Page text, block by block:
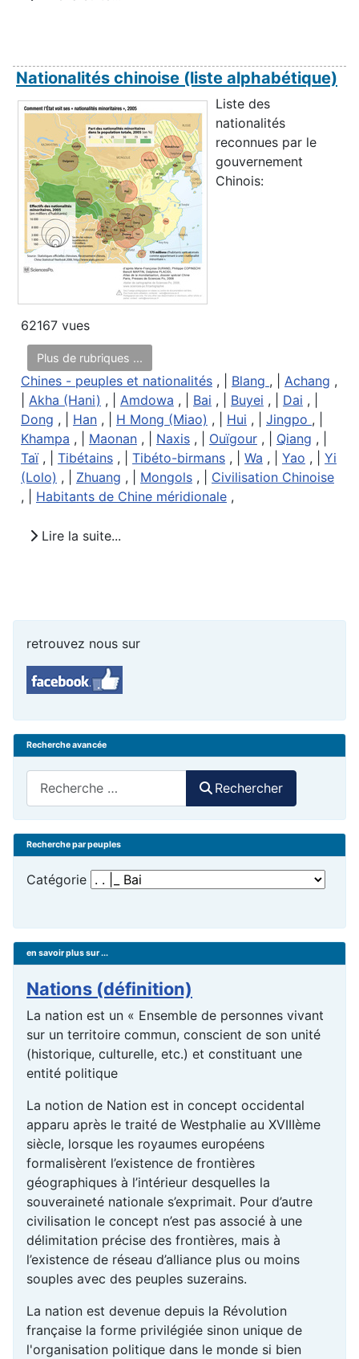
Nationalités chinoise (liste alphabétique)
Liste des
nationalités
reconnues par le
gouvernement
Chinois:
62167 vues
Plus de rubriques ...
Chines - peuples et nationalités , | Blang , | Achang ,
Akha (Hani) , | Amdowa , | Bai , | Buyei , | Dai , |
Dong , | Han , | H Mong (Miao) , | Hui , | Jingpo , |
Khampa , | Maonan , | Naxis , | Ouïgour , | Qiang , |
Taï, | Tibétains , | Tibéto-birmans , | Wa , | Yao , | Yi
(Lolo) , | Zhuang , | Mongols , | Civilisation Chinoise
, | Habitants de Chine méridionale ,
Lire la suite...
retrouvez nous sur
Recherche avancée
Rechercher
Recherche par peuples
Catégorie
en savoir plus sur ...
Nations (définition)
La nation est un « Ensemble de personnes vivant
sur un territoire commun, conscient de son unité
(historique, culturelle, etc.) et constituant une
entité politique
La notion de Nation est in concept occidental
apparu après le traité de Westphalie au XVIIIème
siècle, lorsque les royaumes européens
formalisèrent l’existence de frontières
géographiques à l’intérieur desquelles la
souveraineté nationale s’exprimait. Pour d’autre
civilisation le concept n’est pas associé à une
délimitation précise des frontières, mais à
l’existence de réseau d’alliance plus ou moins
souples avec des peuples suzerains.
La nation est devenue depuis la Révolution
française la forme privilégiée sinon unique de
l'organisation politique dans le monde si bien